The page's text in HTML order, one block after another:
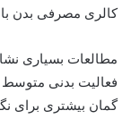
کالری مصرفی بدن
گمان بیشتری برای